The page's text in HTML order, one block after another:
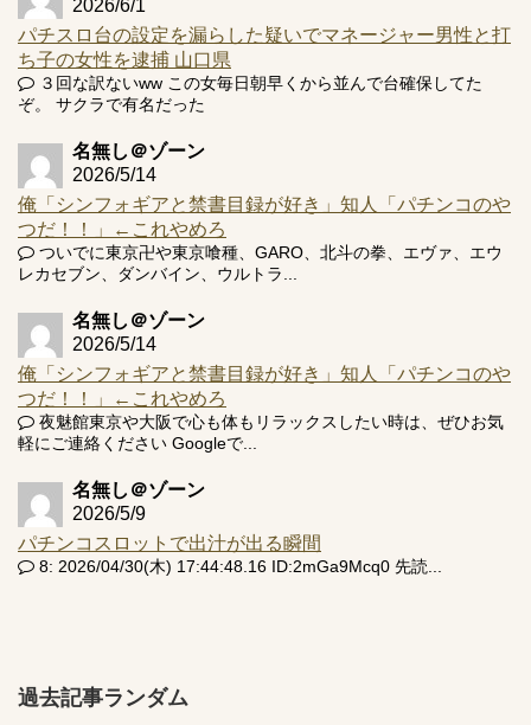
2026/6/1
パチスロ台の設定を漏らした疑いでマネージャー男性と打
ち子の女性を逮捕 山口県
３回な訳ないww この女毎日朝早くから並んで台確保してた
ぞ。 サクラで有名だった
名無し＠ゾーン
2026/5/14
俺「シンフォギアと禁書目録が好き」知人「パチンコのや
つだ！！」←これやめろ
ついでに東京卍や東京喰種、GARO、北斗の拳、エヴァ、エウ
レカセブン、ダンバイン、ウルトラ...
名無し＠ゾーン
2026/5/14
俺「シンフォギアと禁書目録が好き」知人「パチンコのや
つだ！！」←これやめろ
夜魅館東京や大阪で心も体もリラックスしたい時は、ぜひお気
軽にご連絡ください Googleで...
名無し＠ゾーン
2026/5/9
パチンコスロットで出汁が出る瞬間
8: 2026/04/30(木) 17:44:48.16 ID:2mGa9Mcq0 先読...
過去記事ランダム